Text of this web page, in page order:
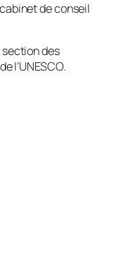
de conseil
des
l’UNESCO.